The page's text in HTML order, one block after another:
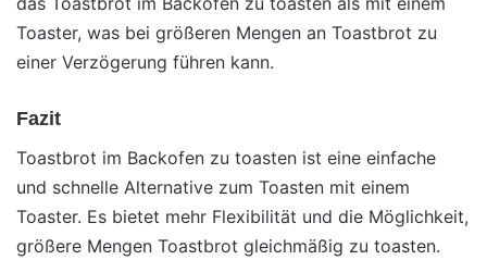
Toaster, was bei größeren Mengen an Toastbrot zu
einer Verzögerung führen kann.
Fazit
Toastbrot im Backofen zu toasten ist eine einfache
und schnelle Alternative zum Toasten mit einem
Toaster. Es bietet mehr Flexibilität und die Möglichkeit,
größere Mengen Toastbrot gleichmäßig zu toasten.